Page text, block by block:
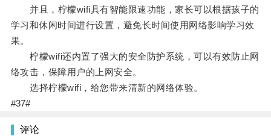
并且，柠檬wifi具有智能限速功能，家长可以根据孩子的
学习和休闲时间进行设置，避免长时间使用网络影响学习效
果。
柠檬wifi还内置了强大的安全防护系统，可以有效防止网
络攻击，保障用户的上网安全。
选择柠檬wifi，给您带来清新的网络体验。
#37#
评论